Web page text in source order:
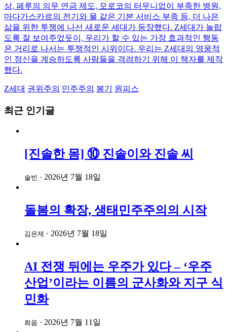
상, 페루의 의무 연금 제도, 모로코의 터무니없이 부족한 병원,
마다가스카르의 전기와 물 같은 기본 서비스 부족 등, 더 나은
삶을 위한 투쟁에 나선 새로운 세대가 등장했다. Z세대가 놀랍
도록 잘 보여주었듯이, 우리가 할 수 있는 가장 효과적인 행동
은 거리로 나서는 투쟁적인 시위이다. 우리는 Z세대의 영웅적
인 정신을 계승하도록 사람들을 격려하기 위해 이 책자를 제작
했다.
Z세대 권위주의 민주주의 봉기 원피스
최근 인기글
[진솔한 몸] ⑩ 진솔이와 진솔 씨
솔빈 · 2026년 7월 18일
돌봄의 확장, 생태민주주의의 시작
김은제 · 2026년 7월 18일
AI 전쟁 뒤에는 우주가 있다 – ‘우주
산업’이라는 이름의 군사화와 지구 식
민화
희음 · 2026년 7월 11일